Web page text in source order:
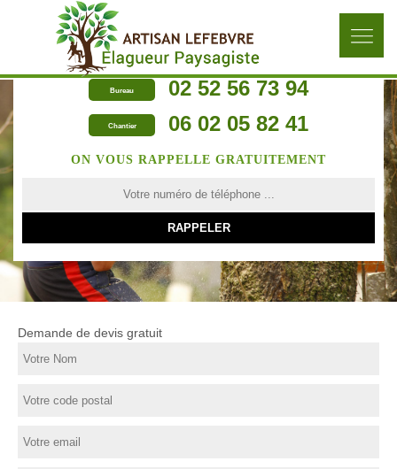
Bureau 02 52 56 73 94
Chantier 06 02 05 82 41
ON VOUS RAPPELLE GRATUITEMENT
Demande de devis gratuit